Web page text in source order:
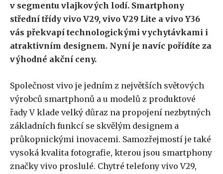
v segmentu vlajkových lodí. Smartphony
střední třídy vivo V29, vivo V29 Lite a vivo Y36
vás překvapí technologickými vychytávkami i
atraktivním designem. Nyní je navíc pořídíte za
výhodné akční ceny.
Společnost vivo je jedním z největších světových
výrobců smartphonů a u modelů z produktové
řady V klade velký důraz na propojení nezbytných
základních funkcí se skvělým designem a
průkopnickými inovacemi. Samozřejmostí je také
vysoká kvalita fotografie, kterou jsou smartphony
značky vivo proslulé. Chytré telefony vivo V29,